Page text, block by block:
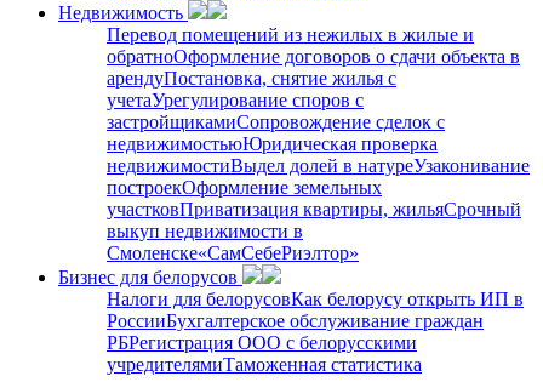
Недвижимость
Перевод помещений из нежилых в жилые и
обратноОформление договоров о сдачи объекта в
арендуПостановка, снятие жилья с
учетаУрегулирование споров с
застройщикамиСопровождение сделок с
недвижимостьюЮридическая проверка
недвижимостиВыдел долей в натуреУзаконивание
построекОформление земельных
участковПриватизация квартиры, жильяСрочный
выкуп недвижимости в
Cмоленске«СамСебеРиэлтор»
Бизнес для белорусов
Налоги для белорусовКак белорусу открыть ИП в
РоссииБухгалтерское обслуживание граждан
РБРегистрация ООО с белорусскими
учредителямиТаможенная статистика